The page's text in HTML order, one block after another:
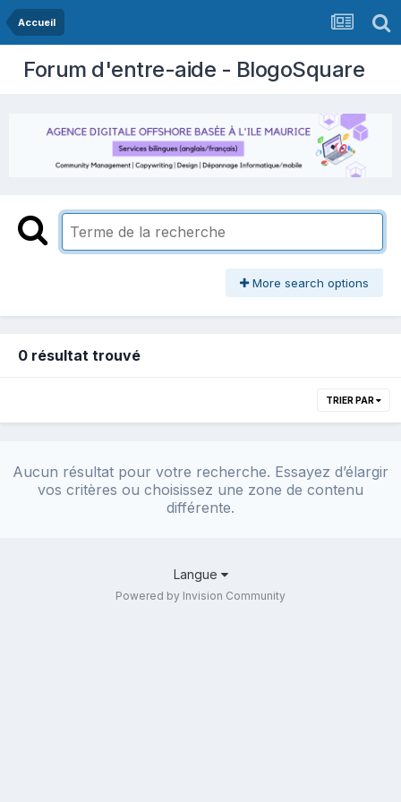
Accueil
Forum d'entre-aide - BlogoSquare
More search options
0 résultat trouvé
TRIER PAR
Aucun résultat pour votre recherche. Essayez d’élargir
vos critères ou choisissez une zone de contenu
différente.
Langue
Powered by Invision Community